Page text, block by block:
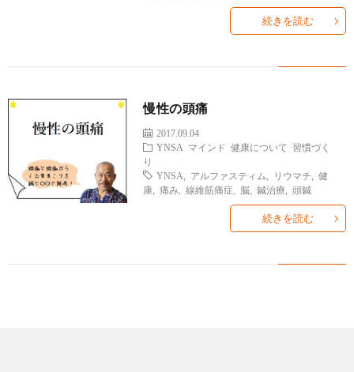
続きを読む
慢性の頭痛
2017.09.04
YNSA
マインド 健康について
習慣づく
り
YNSA
アルファスティム リウマチ ,健
康 ,痛み ,線維筋痛症 脳 ,鍼治療 ,頭鍼
続きを読む